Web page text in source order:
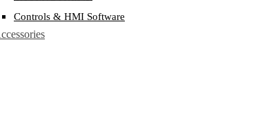
Controls & HMI Software